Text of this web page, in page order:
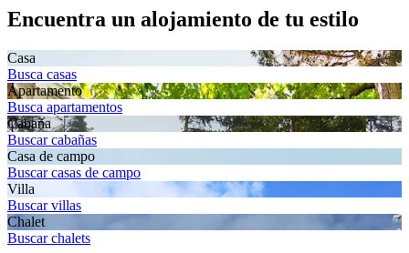
Encuentra un alojamiento de tu estilo
Casa
Busca casas
Apartamento
Busca apartamentos
Cabaña
Buscar cabañas
Casa de campo
Buscar casas de campo
Villa
Buscar villas
Chalet
Buscar chalets